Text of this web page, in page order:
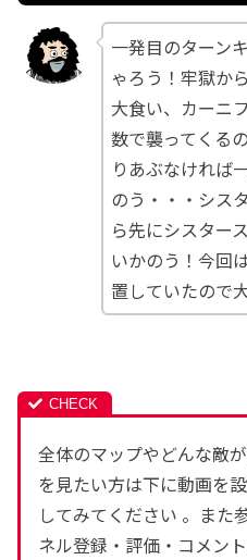
一発目のターン
ゃろう！牢獄か
大食い、カーニ
数で襲ってくる
りあぶなければ
のう・・・シス
ら先にシスター
いかのう！今回
置していたので
全体のマップやどんな敵
を見たい方は下に動画を
してみてください 。また
ネル登録・評価・コメン